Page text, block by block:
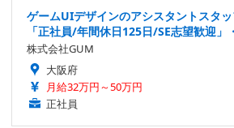
ゲームUIデザインのアシスタントスタ
「正社員/年間休日125日/SE志望歓迎」
株式会社GUM
大阪府
月給32万円～50万円
正社員